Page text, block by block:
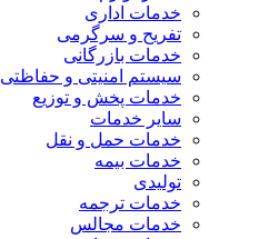
خدمات اداری
تفریح و سرگرمی
خدمات بازرگانی
سیستم امنیتی و حفاظتی
خدمات پخش و توزیع
سایر خدمات
خدمات حمل و نقل
خدمات بیمه
تولیدی
خدمات ترجمه
خدمات مجالس